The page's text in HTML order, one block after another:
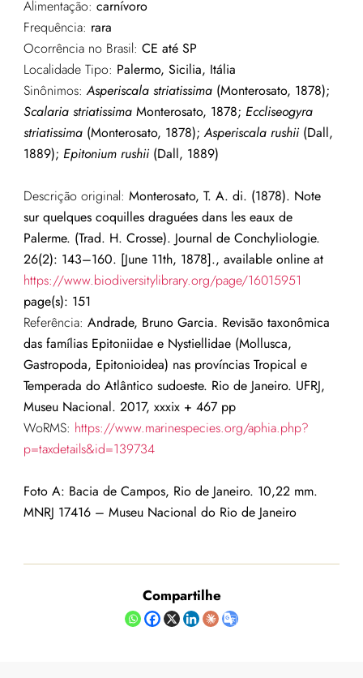
Alimentação: carnívoro
Frequência: rara
Ocorrência no Brasil: CE até SP
Localidade Tipo: Palermo, Sicilia, Itália
Sinônimos:Asperiscala striatissima (Monterosato, 1878);
Scalaria striatissimaMonterosato, 1878; Eccliseogyra
striatissima(Monterosato, 1878);Asperiscala rushii(Dall,
1889); Epitonium rushii(Dall, 1889)
Descrição original: Monterosato, T. A. di. (1878). Note
sur quelques coquilles draguées dans les eaux de
Palerme. (Trad. H. Crosse). Journal de Conchyliologie.
26(2): 143–160. [June 11th, 1878]., available online at
https://www.biodiversitylibrary.org/page/16015951
page(s): 151
Referência: Andrade, Bruno Garcia. Revisão taxonômica
das famílias Epitoniidae e Nystiellidae (Mollusca,
Gastropoda, Epitonioidea) nas províncias Tropical e
Temperada do Atlântico sudoeste. Rio de Janeiro. UFRJ,
Museu Nacional. 2017, xxxix + 467 pp
WoRMS: https://www.marinespecies.org/aphia.php?
p=taxdetails&id=139734
Foto A: Bacia de Campos, Rio de Janeiro. 10,22 mm.
MNRJ 17416 – Museu Nacional do Rio de Janeiro
Compartilhe